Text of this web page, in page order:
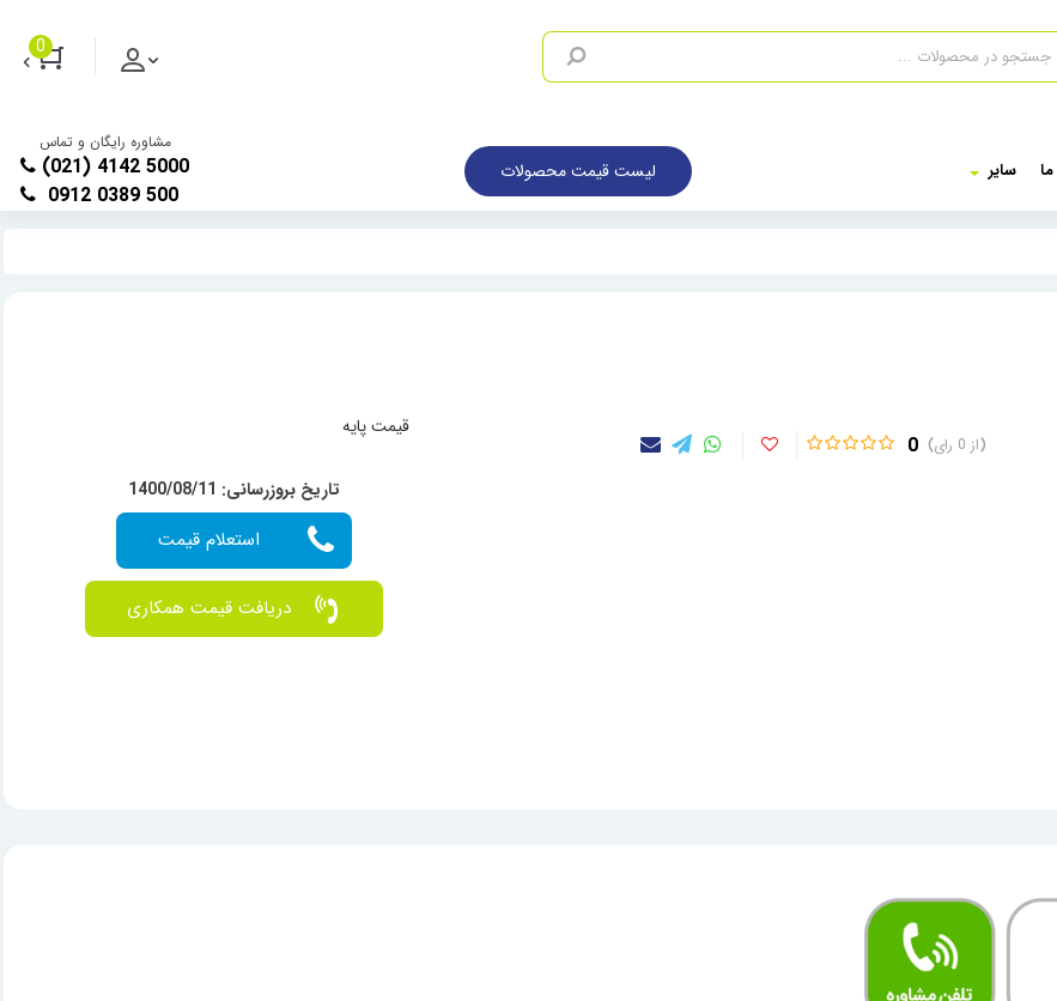
0
سایر لیست قیمت محصولات
مشاوره رایگان و تماس
(021) 4142 5000
0912 0389 500
0 0
قیمت پایه
تاریخ بروزرسانی: 1400/08/11
دریافت قیمت همکاری